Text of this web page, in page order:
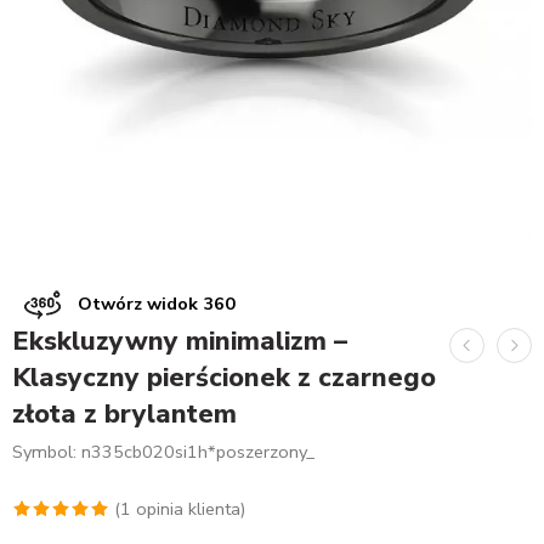
Otwórz widok 360
Ekskluzywny minimalizm –
Klasyczny pierścionek z czarnego
złota z brylantem
Symbol: n335cb020si1h*poszerzony_
(1 opinia klienta)